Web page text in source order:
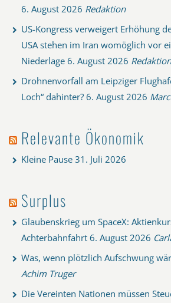
6. August 2026 Redaktion
US-Kongress verweigert Erhöhung
USA stehen im Iran womöglich vor
Niederlage 6. August 2026 Redaktion
Drohnenvorfall am Leipziger
Loch“ dahinter? 6. August 2026
Relevante Ökonomik
Kleine Pause 31. Juli 2026
Surplus
Glaubenskrieg um SpaceX:
Achterbahnfahrt 6. August 2026
Was, wenn plötzlich Aufschwung
Achim Truger
Die Vereinten Nationen müssen